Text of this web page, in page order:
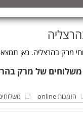
מרק בהרצליה. כאן
הזמנות online